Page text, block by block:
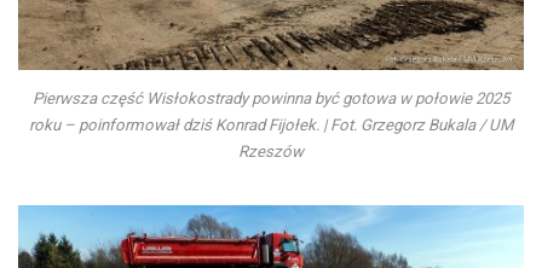
Pierwsza część Wisłokostrady powinna być gotowa w połowie 2025
roku – poinformował dziś Konrad Fijołek. | Fot. Grzegorz Bukala / UM
Rzeszów